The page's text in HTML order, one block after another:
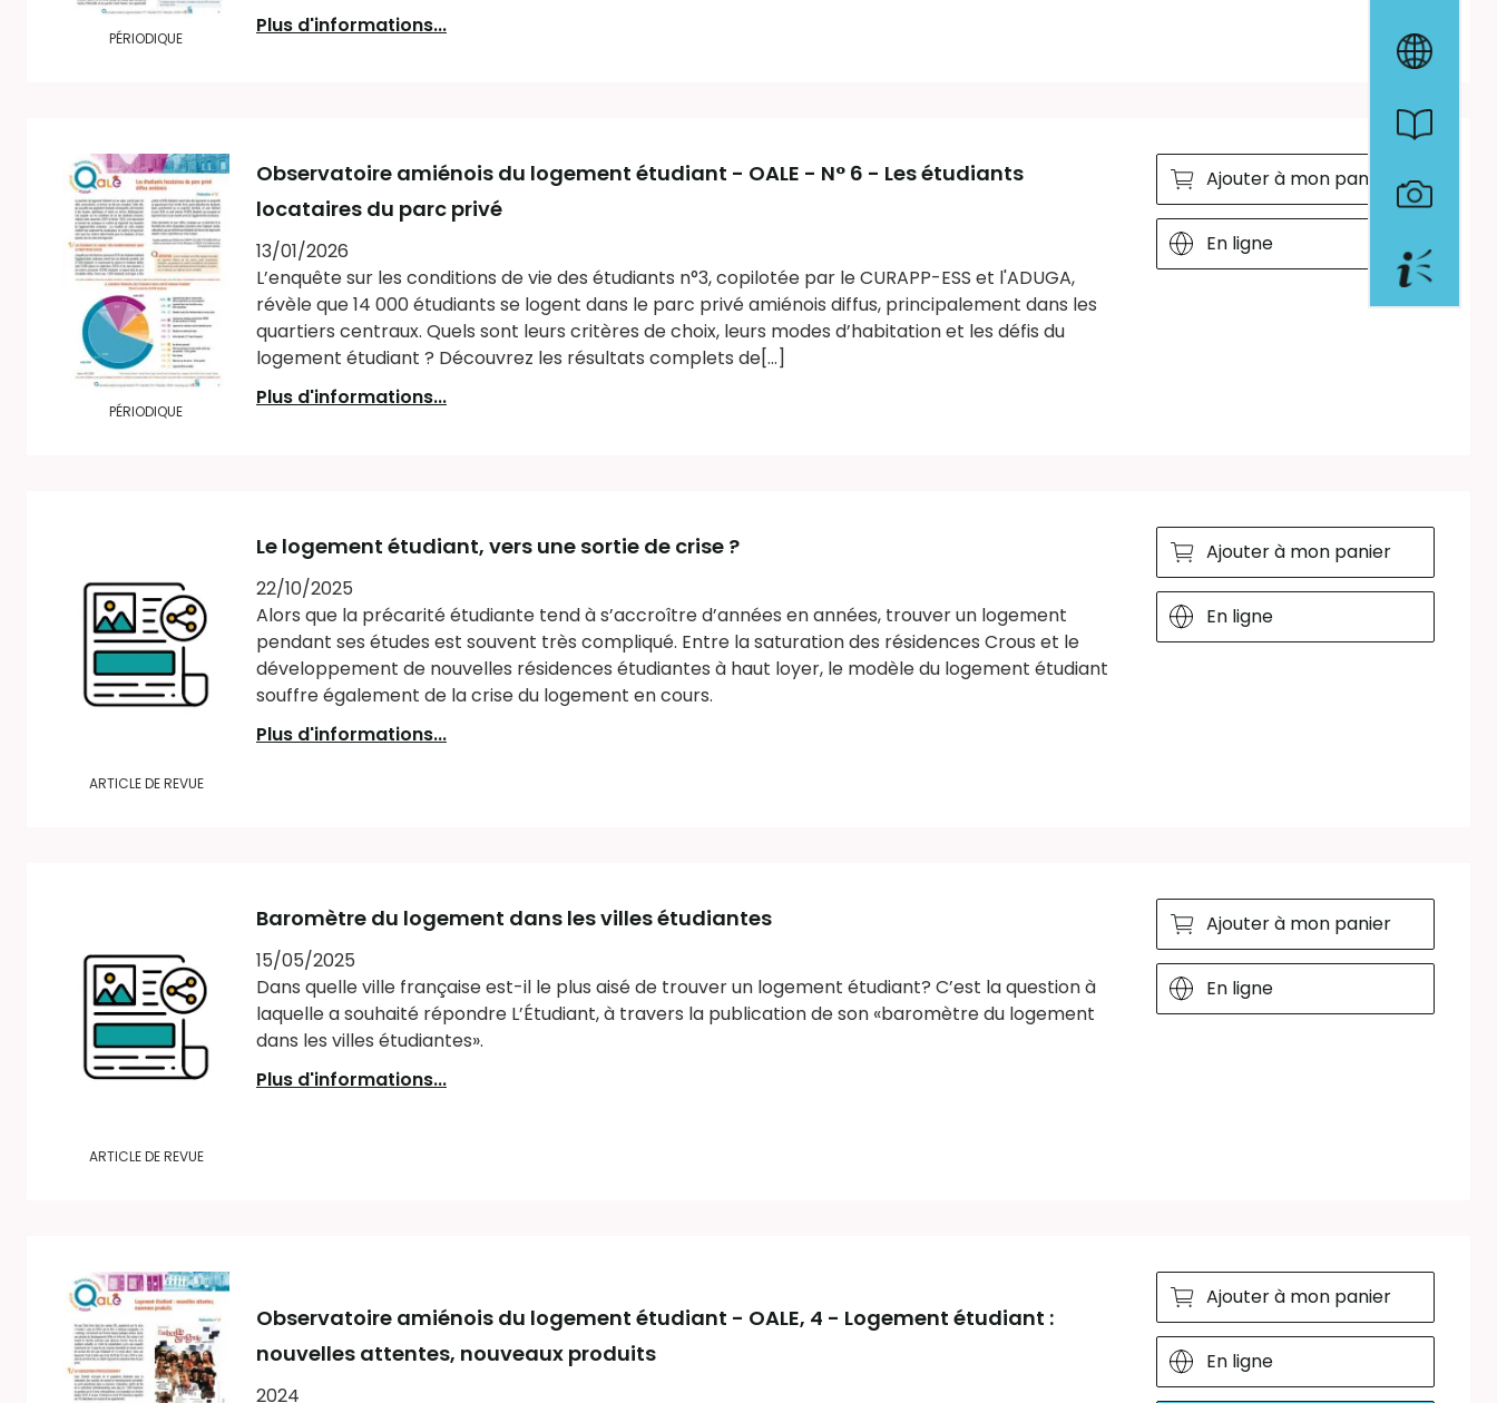
PÉRIODIQUE
Plus d'informations...
PÉRIODIQUE
Observatoire amiénois du logement étudiant - OALE - N° 6 - Les étudiants
locataires du parc privé
13/01/2026
L’enquête sur les conditions de vie des étudiants n°3, copilotée par le CURAPP-ESS et l'ADUGA,
révèle que 14 000 étudiants se logent dans le parc privé amiénois diffus, principalement dans les
quartiers centraux. Quels sont leurs critères de choix, leurs modes d’habitation et les défis du
logement étudiant ? Découvrez les résultats complets de[...]
Plus d'informations...
Ajouter à mon panier
En ligne
ARTICLE DE REVUE
Le logement étudiant, vers une sortie de crise ?
22/10/2025
Alors que la précarité étudiante tend à s’accroître d’années en années, trouver un logement
pendant ses études est souvent très compliqué. Entre la saturation des résidences Crous et le
développement de nouvelles résidences étudiantes à haut loyer, le modèle du logement étudiant
souffre également de la crise du logement en cours.
Plus d'informations...
Ajouter à mon panier
En ligne
ARTICLE DE REVUE
Baromètre du logement dans les villes étudiantes
15/05/2025
Dans quelle ville française est-il le plus aisé de trouver un logement étudiant? C’est la question à
laquelle a souhaité répondre L’Étudiant, à travers la publication de son «baromètre du logement
dans les villes étudiantes».
Plus d'informations...
Ajouter à mon panier
En ligne
Observatoire amiénois du logement étudiant - OALE, 4 - Logement étudiant :
nouvelles attentes, nouveaux produits
2024
Ajouter à mon panier
En ligne